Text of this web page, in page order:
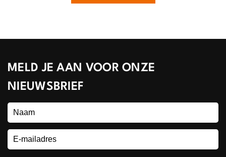
MELD JE AAN VOOR ONZE
NIEUWSBRIEF